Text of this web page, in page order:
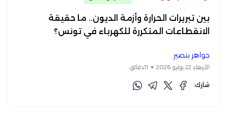
بين تبريرات الحرارة وأزمة الديون.. ما حقيقة
الانقطاعات المتكررة للكهرباء في تونس؟
جواهر بنصير
الأربعاء 22 يوليو 2026 11دقائق
شارك: